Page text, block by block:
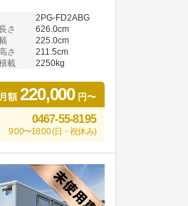
2PG-FD2ABG
さ
626.0cm
225.0cm
さ
211.5cm
載
2250kg
月額220,000円〜
0467-55-8195
9:00〜18:00 (日・祝休み)